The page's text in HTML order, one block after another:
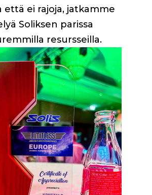
ei rajoja, jatkamme
Soliksen parissa
resursseilla.